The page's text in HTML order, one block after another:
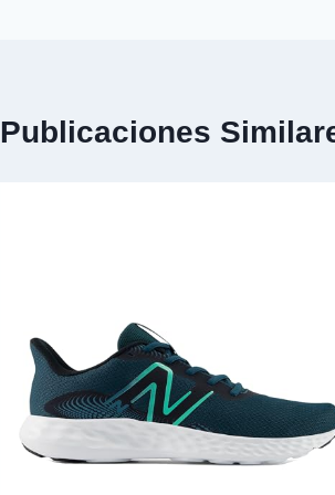
Publicaciones